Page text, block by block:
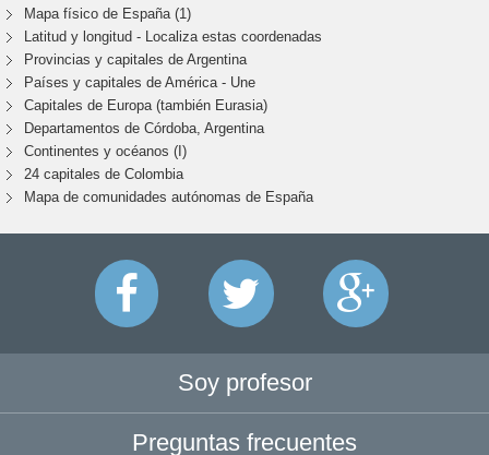
Mapa físico de España (1)
Latitud y longitud - Localiza estas coordenadas
Provincias y capitales de Argentina
Países y capitales de América - Une
Capitales de Europa (también Eurasia)
Departamentos de Córdoba, Argentina
Continentes y océanos (I)
24 capitales de Colombia
Mapa de comunidades autónomas de España
Soy profesor
Preguntas frecuentes